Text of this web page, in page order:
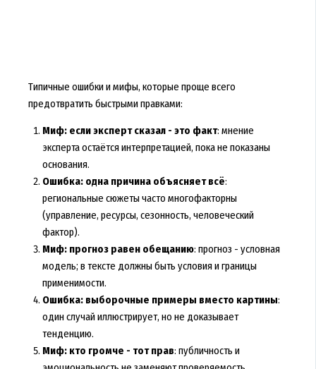
Типичные ошибки и мифы, которые проще всего
предотвратить быстрыми правками:
Миф: если эксперт сказал - это факт: мнение
эксперта остаётся интерпретацией, пока не показаны
основания.
Ошибка: одна причина объясняет всё:
региональные сюжеты часто многофакторны
(управление, ресурсы, сезонность, человеческий
фактор).
Миф: прогноз равен обещанию: прогноз - условная
модель; в тексте должны быть условия и границы
применимости.
Ошибка: выборочные примеры вместо картины:
один случай иллюстрирует, но не доказывает
тенденцию.
Миф: кто громче - тот прав: публичность и